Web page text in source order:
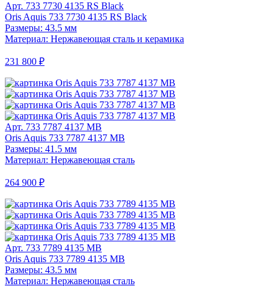
Арт. 733 7730 4135 RS Black
Oris Aquis 733 7730 4135 RS Black
Размеры: 43.5 мм
Материал: Нержавеющая сталь и керамика
231 800 ₽
Арт. 733 7787 4137 MB
Oris Aquis 733 7787 4137 MB
Размеры: 41.5 мм
Материал: Нержавеющая сталь
264 900 ₽
Арт. 733 7789 4135 MB
Oris Aquis 733 7789 4135 MB
Размеры: 43.5 мм
Материал: Нержавеющая сталь